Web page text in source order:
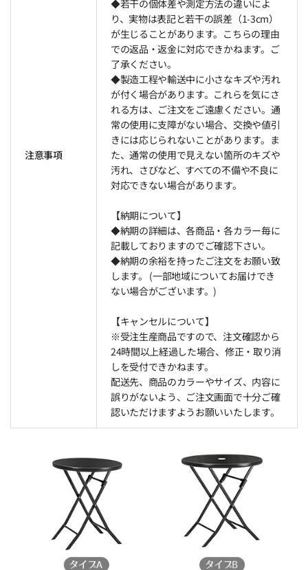
注意事項
◆若干の個体差や測定方法の違いによ
り、実物は表記と若干の誤差（1-3cm）
が生じることがあります。こちらの理由
での返品・返金に対応できかねます。ご
了承ください。
◆製造工程や輸送中に小さなキズや汚れ
が付く場合があります。これらを気にさ
れる方は、ご注文をご遠慮ください。通
常の使用に支障がない場合、交換や値引
きには応じられないことがあります。ま
た、通常の使用で見えない箇所のキズや
汚れ、さびなど、すべての不備や不良に
対応できない場合があります。
【納期について】
◆納期の詳細は、各商品・各カラー毎に
記載しておりますのでご確認下さい。
◆納期の余裕を持ったご注文をお願い致
します。 (一部地域についてお届けでき
ない場合がございます。)
【キャンセルについて】
※受注生産商品ですので、注文確認から
24時間以上経過した場合、修正・取り消
しを受付できかねます。
配送先、商品のカラーやサイズ、内容に
誤りがないよう、ご注文画面で十分ご確
認いただけますようお願いいたします。